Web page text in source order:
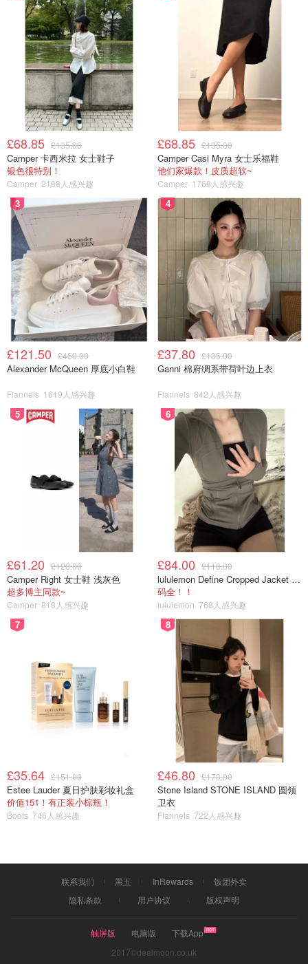
盛盘出锅时滴几滴清酒让酒味提升。
香辣Q弹，炫完一锅不过瘾！😍😍😍
£68.85 £135.00
Camper 卡西米拉 女士鞋子
银色很特别！
Camper 2188人感兴趣
£68.85 £135.00
Camper Casi Myra 女士乐福鞋
他们家爆款！皮质超软~
Camper 1768人感兴趣
3
£121.50 £450.00
Alexander McQueen 厚底小白鞋
Flannels 1619人感兴趣
4
£37.80 £135.00
Ganni 棉府绸系带荷叶边上衣
Flannels 842人感兴趣
5
£61.20 £120.00
Camper Right 女士鞋 浅灰色
超多博主同款~
Camper 818人感兴趣
6
£84.00 £118.00
lululemon Define Cropped Jacket Nulu 短款夹克
码全！！
lululemon 768人感兴趣
7
£35.64 £151.00
Estee Lauder 夏日护肤彩妆礼盒
价值151！有正装小棕瓶！
Boots 746人感兴趣
8
£46.80 £170.00
Stone Island STONE ISLAND 圆领
卫衣
Flannels 722人感兴趣
联系我们 黑五 InRewards
饭团外卖
隐私条款
用户协议 版权声明
触屏版 电脑版
下载App
2017©dealmoon.co.uk